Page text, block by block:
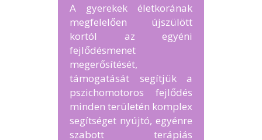
A gyerekek életkorának
megfelelően újszülött
kortól az egyéni
fejlődésmenet
megerősítését,
támogatását segítjük a
pszichomotoros fejlődés
minden területén komplex
segítséget nyújtó, egyénre
szabott terápiás